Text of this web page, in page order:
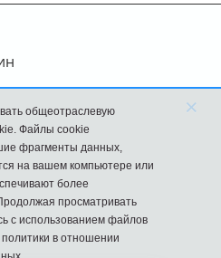
общеотраслевую
Файлы cookie
фрагменты данных,
на вашем компьютере или
более
просматривать
с использованием файлов
политики в отношении
×